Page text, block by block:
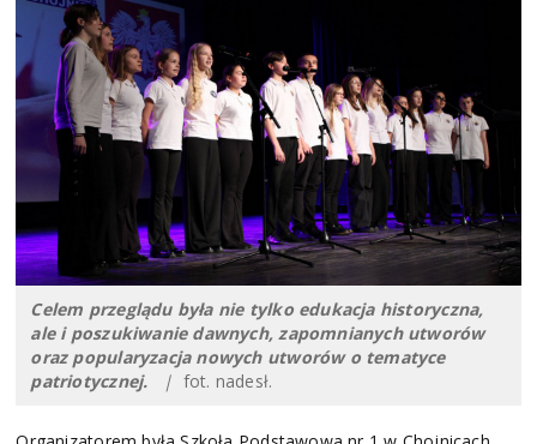
Celem przeglądu była nie tylko edukacja historyczna,
ale i poszukiwanie dawnych, zapomnianych utworów
oraz popularyzacja nowych utworów o tematyce
patriotycznej. | fot. nadesł.